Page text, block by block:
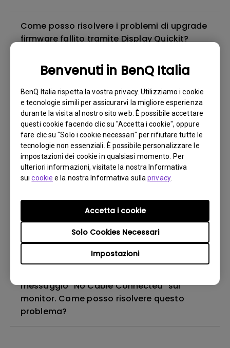
Benvenuti in BenQ Italia
BenQ Italia rispetta la vostra privacy. Utilizziamo i cookie
e tecnologie simili per assicurarvi la migliore esperienza
durante la visita al nostro sito web. È possibile accettare
questi cookie facendo clic su "Accetta i cookie", oppure
fare clic su "Solo i cookie necessari" per rifiutare tutte le
tecnologie non essenziali. È possibile personalizzare le
impostazioni dei cookie in qualsiasi momento. Per
ulteriori informazioni, visitate la nostra Informativa
suicookie e la nostra Informativa sullaprivacy.
Impostazioni
Solo Cookies Necessari
Accetta i cookie
Come posso risolvere i problemi di upgrade
firmware fallito tramite Display Quickit?
Il mio monitor BenQ non supporta USB-C.
tramite un adattatore Thunderbolt 3/4
(USB-C) a DisplayPort o HDMI?
Perché i dati OSD del monitor mostrano
ancora FreeSync ON quando FreeSync è già
stato disattivato dal driver AMD o dal
Pannello di controllo Radeon?
Perché il mio monitor non rileva
automaticamente il segnale d'ingresso?
Ho acquistato un monitor BenQ e ho
cercato di collegarlo al mio notebook con
messaggio "No Cable Connected" sul
monitor. Come posso risolvere questo
problema?